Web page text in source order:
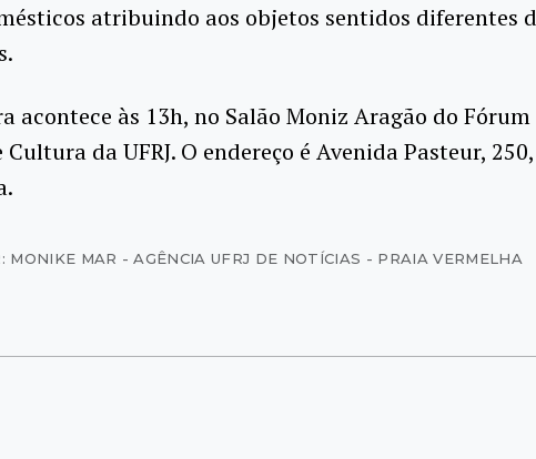
atribuindo aos objetos sentidos diferentes
acontece às 13h, no Salão Moniz Aragão do Fórum
Cultura da UFRJ. O endereço é Avenida Pasteur,
MONIKE MAR - AGÊNCIA UFRJ DE NOTÍCIAS - PRAIA VERMELHA